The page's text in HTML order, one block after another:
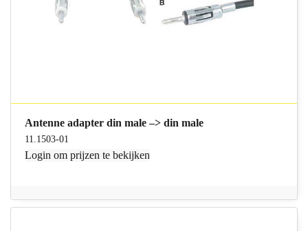
Antenne adapter din male –> din male
11.1503-01
Login om prijzen te bekijken